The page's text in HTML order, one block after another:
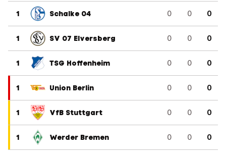
1 Schalke 04 0 0 0
1 SV 07 Elversberg 0 0 0
1 TSG Hoffenheim 0 0 0
1 Union Berlin 0 0 0
1 VfB Stuttgart 0 0 0
1 Werder Bremen 0 0 0